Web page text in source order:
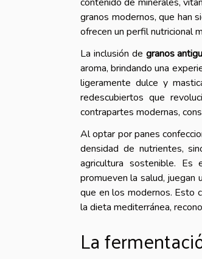
granos modernos, que han
ofrecen un perfil nutricional
La inclusión de granos
aroma, brindando una
ligeramente dulce y
redescubiertos que
contrapartes modernas,
Al optar por panes
densidad de nutrientes,
agricultura sostenible.
promueven la salud, juegan
que en los modernos. Esto
la dieta mediterránea,
La